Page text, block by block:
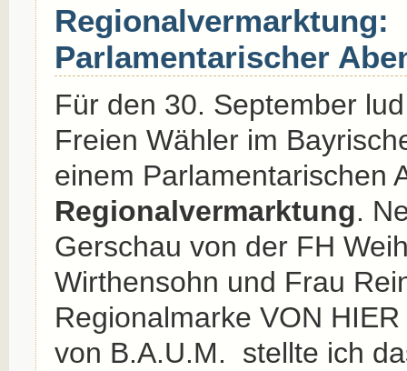
Regionalvermarktung:
Parlamentarischer
Für den 30. September
Freien Wähler im
einem Parlamentarischen
Regionalvermarktung.
Gerschau von der FH
Wirthensohn und Frau
Regionalmarke VON
von B.A.U.M. stellte ich